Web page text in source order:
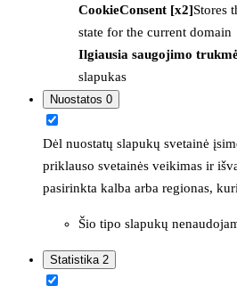
CookieConsent [x2]Stores
state for the current domain
Ilgiausia saugojimo
slapukas
Nuostatos 0
Dėl nuostatų slapukų svetainė
priklauso svetainės veikimas ir
pasirinkta kalba arba regionas,
Šio tipo slapukų
Statistika 2